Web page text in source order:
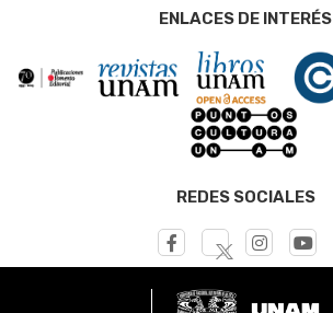
ENLACES DE INTERÉS
REDES SOCIALES